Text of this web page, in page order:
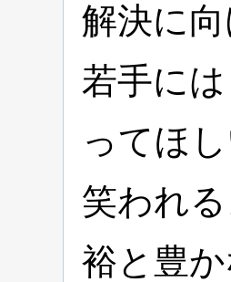
解決に
若手に
ってほ
笑われ
裕と豊